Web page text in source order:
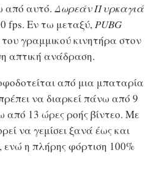
από αυτό. Δωρεάν Πυρκαγιά
fps. Εν τω μεταξύ,PUBG
γραμμικού κινητήρα στον
απτική ανάδραση.
από μια μπαταρία
να διαρκεί πάνω από 9
από 13 ώρες ροής βίντεο. Με
να γεμίσει ξανά έως και
ενώ η πλήρης φόρτιση 100%